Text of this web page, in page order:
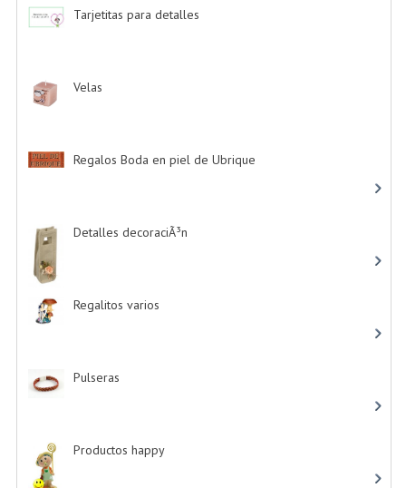
Tarjetitas para detalles
Velas
Regalos Boda en piel de Ubrique
Detalles decoraciÃ³n
Regalitos varios
Pulseras
Productos happy